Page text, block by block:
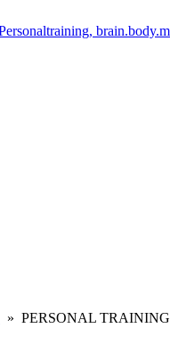
» PERSONAL TRAINING